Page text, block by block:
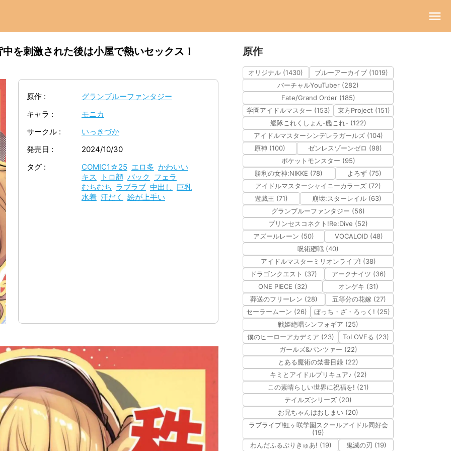
を刺激された後は小屋で熱いセックス！
原作
グランブルーファンタジー
キャラ
モニカ
サークル
いっきづか
発売日
2024/10/30
タグ
COMIC1☆25 エロ多 かわいい
キス
トロ顔 バック フェラ
むちむち ラブラブ 中出し 巨乳
水着 汗だく 絵が上手い
原作
オリジナル (1430)
ブルーアーカイブ (1019)
バーチャルYouTuber (282)
Fate/Grand Order (185)
学園アイドルマスター (153)
東方Project (151)
艦隊これくしょん-艦これ- (122)
アイドルマスターシンデレラガールズ (104)
原神 (100)
ゼンレスゾーンゼロ (98)
ポケットモンスター (95)
勝利の女神:NIKKE (78)
よろず (75)
アイドルマスターシャイニーカラーズ (72)
遊戯王 (71)
崩壊:スターレイル (63)
グランブルーファンタジー (56)
プリンセスコネクト!Re:Dive (52)
アズールレーン (50)
VOCALOID (48)
呪術廻戦 (40)
アイドルマスターミリオンライブ! (38)
ドラゴンクエスト (37)
アークナイツ (36)
ONE PIECE (32)
オンゲキ (31)
葬送のフリーレン (28)
五等分の花嫁 (27)
セーラームーン (26)
ぼっち・ざ・ろっく! (25)
戦姫絶唱シンフォギア (25)
僕のヒーローアカデミア (23)
ToLOVEる (23)
ガールズ&パンツァー (22)
とある魔術の禁書目録 (22)
キミとアイドルプリキュア♪ (22)
この素晴らしい世界に祝福を! (21)
テイルズシリーズ (20)
お兄ちゃんはおしまい (20)
ラブライブ!虹ヶ咲学園スクールアイドル同好会
(19)
わんだふるぷりきゅあ! (19)
鬼滅の刃 (19)